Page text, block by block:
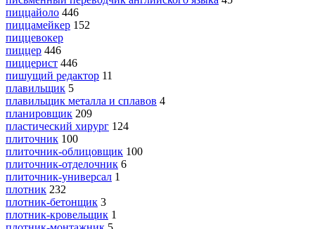
пиццайоло 446
пиццамейкер 152
пиццевокер
пиццер 446
пиццерист 446
пишущий редактор 11
плавильщик 5
плавильщик металла и сплавов 4
планировщик 209
пластический хирург 124
плиточник 100
плиточник-облицовщик 100
плиточник-отделочник 6
плиточник-универсал 1
плотник 232
плотник-бетонщик 3
плотник-кровельщик 1